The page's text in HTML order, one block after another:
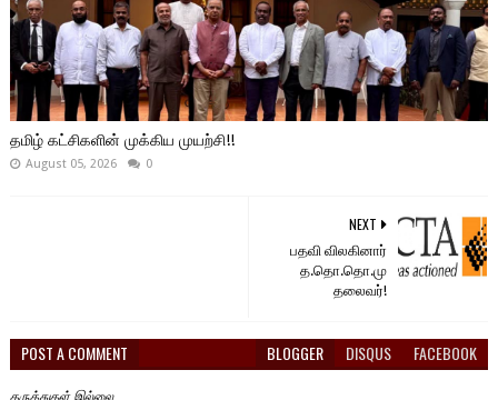
தமிழ் கட்சிகளின் முக்கிய முயற்சி!!
August 05, 2026 0
NEXT
பதவி விலகினார்
த.தொ.தொ.மு
தலைவர்!
POST A COMMENT BLOGGER DISQUS FACEBOOK
கருத்துகள் இல்லை